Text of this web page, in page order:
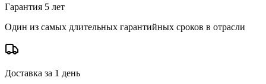
Гарантия 5 лет
Один из самых длительных гарантийных сроков в отрасли
Доставка за 1 день